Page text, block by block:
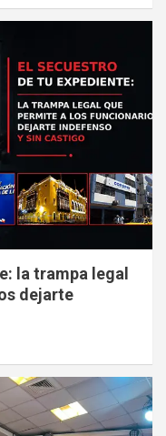
la trampa legal
dejarte